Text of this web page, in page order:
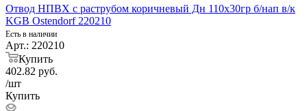
Отвод НПВХ с раструбом коричневый Дн 110х30гр б/нап в/к
KGB Ostendorf 220210
Есть в наличии
Арт.: 220210
Купить
402.82 руб.
/шт
Купить